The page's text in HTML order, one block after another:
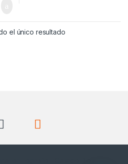
el único resultado